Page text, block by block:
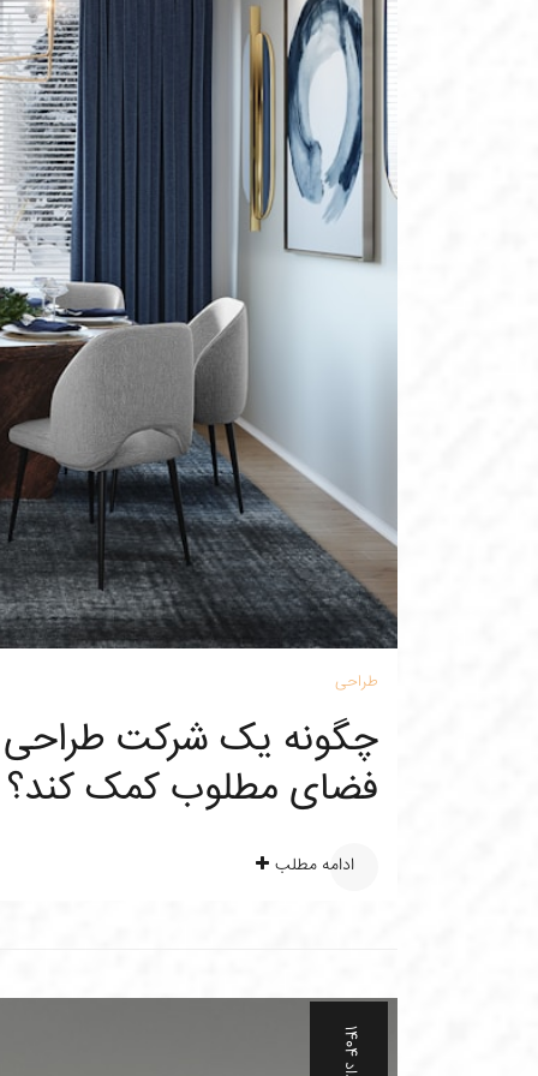
طراحی
چگونه یک شرکت طراحی
فضای مطلوب کمک کند؟
ادامه مطلب
3
خ
ر
د
ا
د
1
4
0